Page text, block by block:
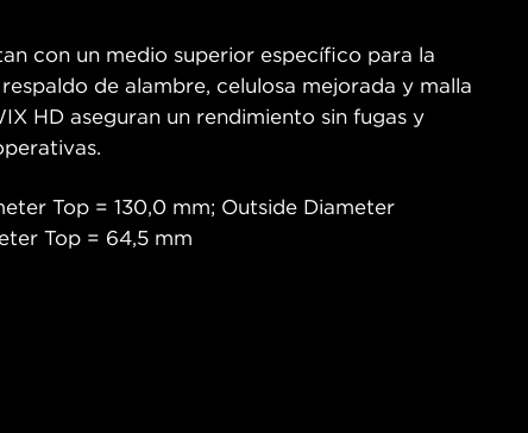
con un medio superior específico para la
de alambre, celulosa mejorada y malla
HD aseguran un rendimiento sin fugas y
Top = 130,0 mm; Outside Diameter
Top = 64,5 mm